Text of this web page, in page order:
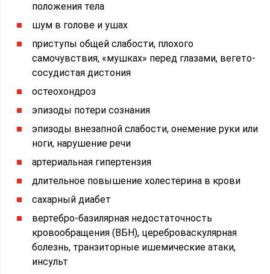
положения тела
шум в голове и ушах
приступы общей слабости, плохого
самочувствия, «мушках» перед глазами, вегето-
сосудистая дистония
остеохондроз
эпизоды потери сознания
эпизоды внезапной слабости, онемение руки или
ноги, нарушение речи
артериальная гипертензия
длительное повышение холестерина в крови
сахарный диабет
вертебро-базилярная недостаточность
кровообращения (ВБН), цереброваскулярная
болезнь, транзиторные ишемические атаки,
инсульт